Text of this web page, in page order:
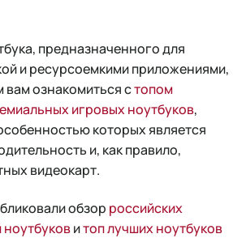
предназначенного для
и ресурсоемкими приложениями,
ознакомиться стопом
игровых ноутбуков,
которых является
и, как правило,
видеокарт.
обзор российских
ноутбуковитоп лучших ноутбуков